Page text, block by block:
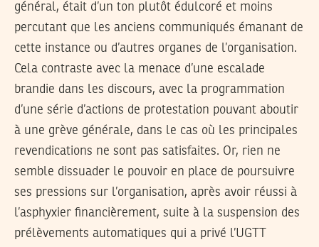
général, était d’un ton plutôt édulcoré et moins
percutant que les anciens communiqués émanant de
cette instance ou d’autres organes de l’organisation.
Cela contraste avec la menace d’une escalade
brandie dans les discours, avec la programmation
d’une série d’actions de protestation pouvant aboutir
à une grève générale, dans le cas où les principales
revendications ne sont pas satisfaites. Or, rien ne
semble dissuader le pouvoir en place de poursuivre
ses pressions sur l’organisation, après avoir réussi à
l’asphyxier financièrement, suite à la suspension des
prélèvements automatiques qui a privé l’UGTT